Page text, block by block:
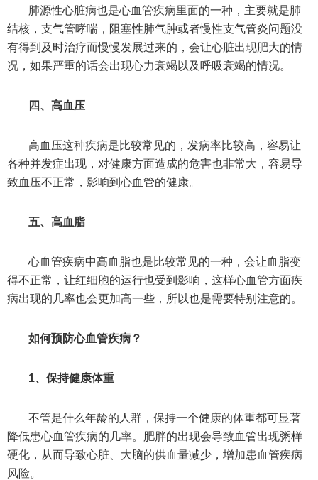
肺源性心脏病也是心血管疾病里面的一种，主要就是肺
结核，支气管哮喘，阻塞性肺气肿或者慢性支气管炎问题没
有得到及时治疗而慢慢发展过来的，会让心脏出现肥大的情
况，如果严重的话会出现心力衰竭以及呼吸衰竭的情况。
四、高血压
高血压这种疾病是比较常见的，发病率比较高，容易让
各种并发症出现，对健康方面造成的危害也非常大，容易导
致血压不正常，影响到心血管的健康。
五、高血脂
心血管疾病中高血脂也是比较常见的一种，会让血脂变
得不正常，让红细胞的运行也受到影响，这样心血管方面疾
病出现的几率也会更加高一些，所以也是需要特别注意的。
如何预防心血管疾病？
1、保持健康体重
不管是什么年龄的人群，保持一个健康的体重都可显著
降低患心血管疾病的几率。肥胖的出现会导致血管出现粥样
硬化，从而导致心脏、大脑的供血量减少，增加患血管疾病
风险。